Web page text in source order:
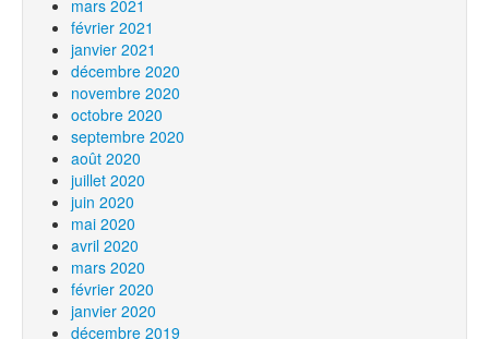
mars 2021
février 2021
janvier 2021
décembre 2020
novembre 2020
octobre 2020
septembre 2020
août 2020
juillet 2020
juin 2020
mai 2020
avril 2020
mars 2020
février 2020
janvier 2020
décembre 2019